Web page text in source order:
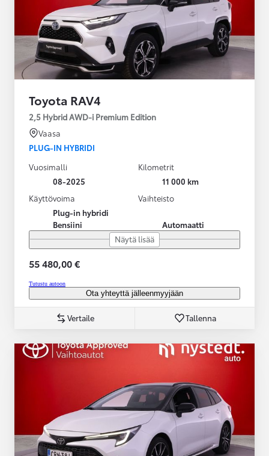
Toyota RAV4
2,5 Hybrid AWD-i Premium Edition
Vaasa
PLUG-IN HYBRIDI
Vuosimalli
08-2025
Kilometrit
11 000 km
Käyttövoima
Plug-in hybridi
Bensiini
Vaihteisto
Automaatti
Näytä lisää
55 480,00 €
Tutustu autoon
Ota yhteyttä jälleenmyyjään
Vertaile Tallenna